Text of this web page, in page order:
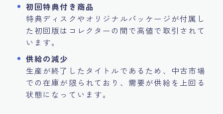
初回特典付き商品
特典ディスクやオリジナルパッケージが付属し
た初回版はコレクターの間で高値で取引されて
います。
供給の減少
生産が終了したタイトルであるため、中古市場
での在庫が限られており、需要が供給を上回る
状態になっています。